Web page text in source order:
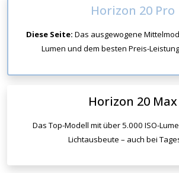
Horizon 20 Pro
Diese Seite: Das ausgewogene
Lumen und dem besten Preis-
Horizon 20 Max
Das Top-Modell mit über 5.000 ISO-
Lichtausbeute – auch bei